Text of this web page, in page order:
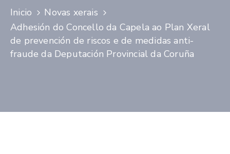
Inicio
Novas xerais
Adhesión do Concello da Capela ao Plan Xeral
de prevención de riscos e de medidas anti-
fraude da Deputación Provincial da Coruña